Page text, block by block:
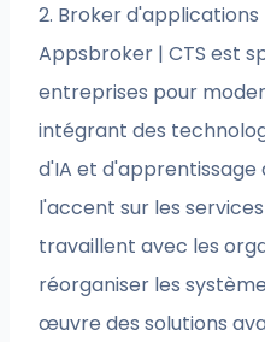
2. Broker d'applications
Appsbroker | CTS est
entreprises pour
intégrant des
d'IA et
l'accent sur les
travaillent avec les
réorganiser les
œuvre des solutions